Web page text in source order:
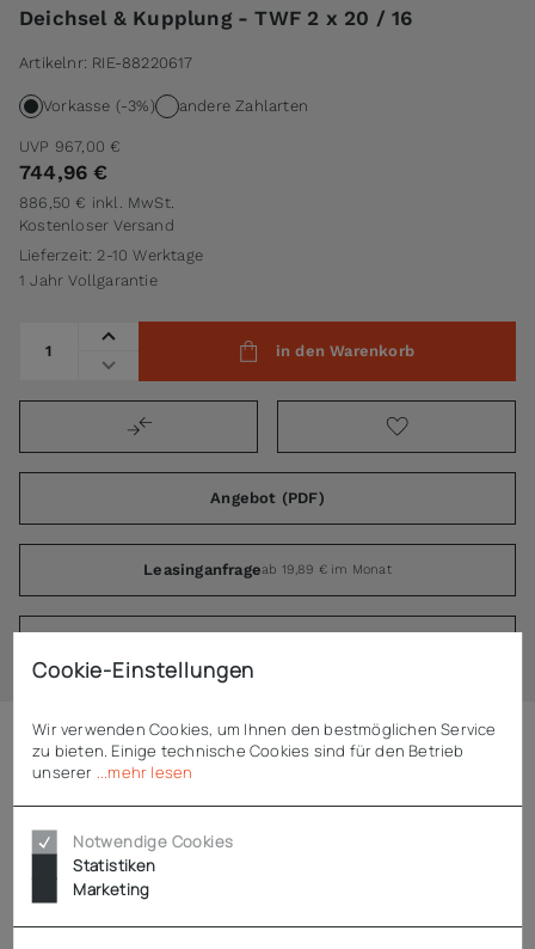
Deichsel & Kupplung - TWF 2 x 20 / 16
Artikelnr: RIE-88220617
Vorkasse (-3%) andere Zahlarten
UVP 967,00 €
744,96 €
886,50 € inkl. MwSt.
Kostenloser Versand
Lieferzeit: 2-10 Werktage
1 Jahr Vollgarantie
in den Warenkorb
Angebot (PDF)
Leasinganfrageab 19,89 € im Monat
Beschreibung
Rieber Deichsel & Kupplung - TWF 2 x 20 / 16
Deichsel- & Kupplung-System für den Transport mit
Cookie-Einstellungen
Wir verwenden Cookies, um Ihnen den bestmöglichen Service
zu bieten. Einige technische Cookies sind für den Betrieb
unserer ...mehr lesen
Notwendige Cookies
Statistiken
Marketing